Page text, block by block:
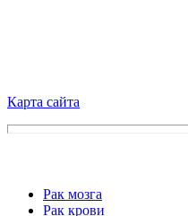
Карта сайта
Рак мозга
Рак крови